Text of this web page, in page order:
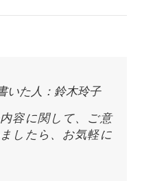
いた人：鈴木玲子
容に関して、ご意
したら、お気軽に